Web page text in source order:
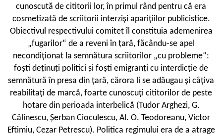
cunoscută de cititorii lor, în primul rând pentru că era
cosmetizată de scriitorii interziși aparițiilor publicistice.
Obiectivul respectivului comitet îl constituia ademenirea
„fugarilor“ de a reveni în țară, făcându-se apel
necondiționat la semnătura scriitorilor „cu probleme“:
foști deținuți politici și foști emigranți cu interdicție de
semnătură în presa din țară, cărora li se adăugau și câțiva
reabilitați de marcă, foarte cunoscuți cititorilor de peste
hotare din perioada interbelică (Tudor Arghezi, G.
Călinescu, Șerban Cioculescu, Al. O. Teodoreanu, Victor
Eftimiu, Cezar Petrescu). Politica regimului era de a atrage